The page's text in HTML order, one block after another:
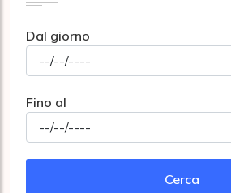
Dal giorno
Fino al
Cerca